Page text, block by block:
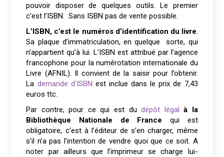
pouvoir disposer de quelques outils. Le premier
c’est l’ISBN. Sans ISBN pas de vente possible.
L’ISBN, c’est le numéros d’identification du livre.
Sa plaque d’immatriculation, en quelque sorte, qui
n’appartient qu’à lui. L’ISBN est attribué par l’agence
francophone pour la numérotation internationale du
Livre (AFNIL). Il convient de la saisir pour l’obtenir.
La demande d’ISBN est inclue dans le prix de 7,43
euros ttc.
Par contre, pour ce qui est dudépôt légal à la
Bibliothèque Nationale de France qui est
obligatoire, c’est à l’éditeur de s’en charger, même
s’il n’a pas l’intention de vendre quoi que ce soit. A
noter par ailleurs que l’imprimeur se charge lui-